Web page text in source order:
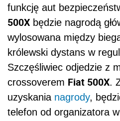
funkcję aut
500X będzie nagrodą
wylosowana między
królewski dystans w
Szczęśliwiec odjedzie z
crossoverem Fiat 500X.
uzyskania nagrody,
telefon od organizatora